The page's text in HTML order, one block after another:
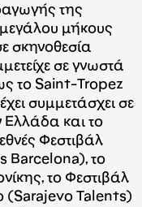
της
μήκους
σκηνοθεσία
σε γνωστά
το Saint-Tropez
συμμετάσχει σε
Ελλάδα και το
ές Φεστιβάλ
Barcelona), το
το Φεστιβάλ
(Sarajevo Talents)